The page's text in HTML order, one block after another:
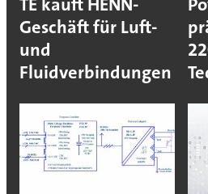
Geschäft für Luft-
und
Fluidverbindungen